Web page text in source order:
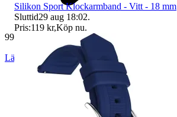
994 omdömen
Läs omdömen
Silikon Sport Klockarmband - Vitt - 18 mm
Sluttid29 aug 18:02.
Pris:119 kr,Köp nu.